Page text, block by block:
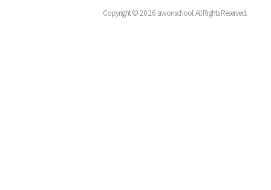
Copyright ©2026 siwonschool. All Rights Reserved.